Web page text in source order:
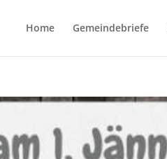
Home Gemeindebriefe